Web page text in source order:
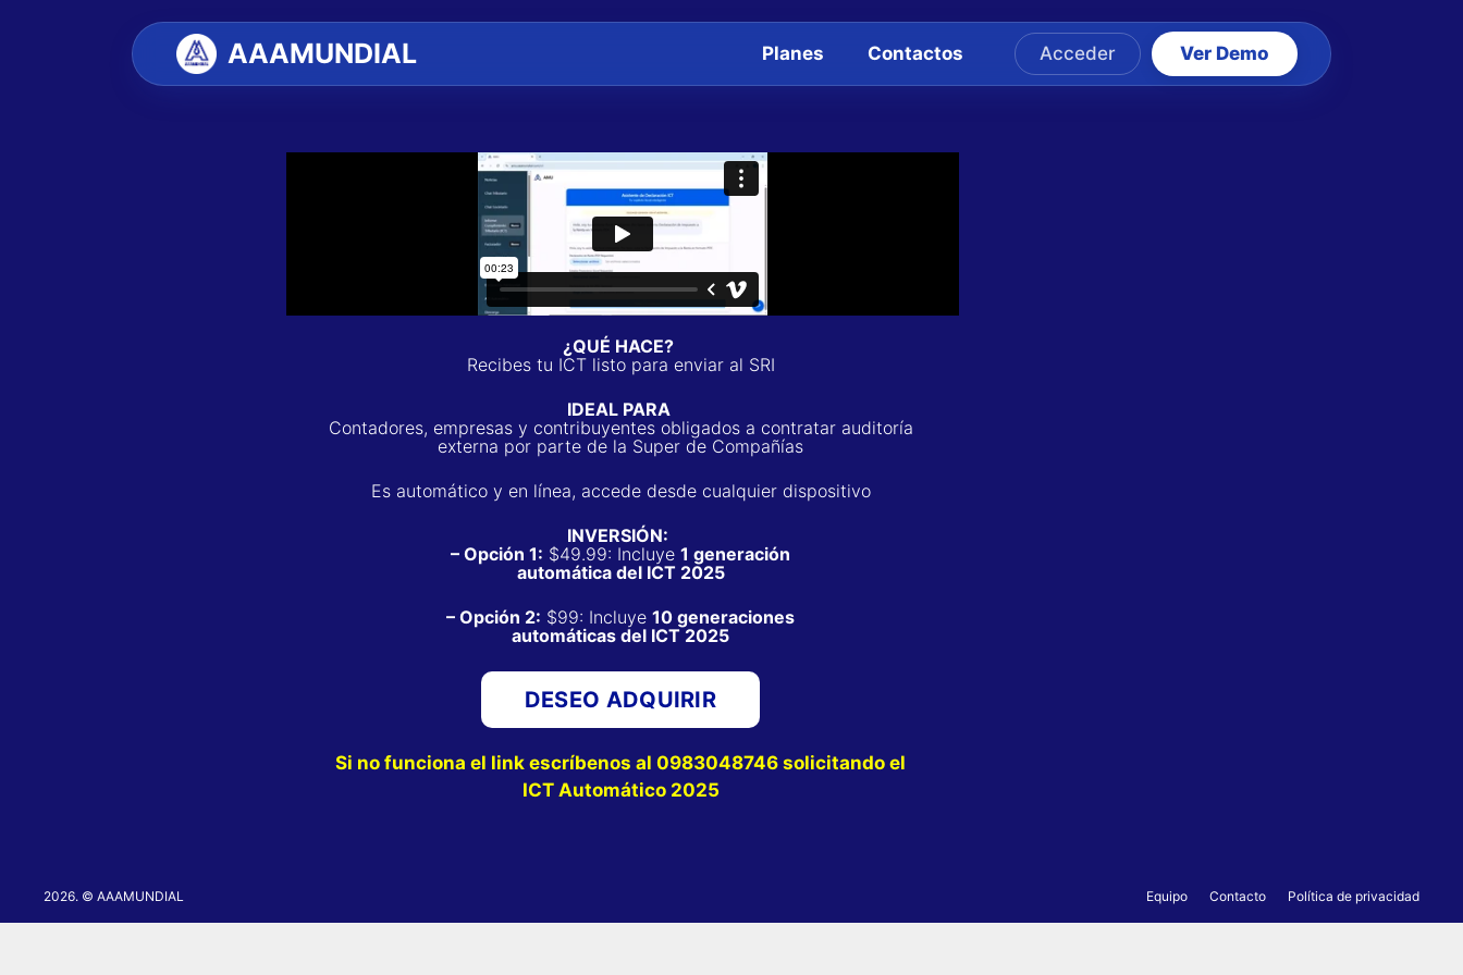
AAAMUNDIAL Planes Contactos Acceder Ver Demo
¿QUÉ HACE?
Recibes tu ICT listo para enviar al SRI
IDEAL PARA
Contadores, empresas y contribuyentes obligados a contratar auditoría
externa por parte de la Super de Compañías
Es automático y en línea, accede desde cualquier dispositivo
INVERSIÓN:
– Opción 1: $49.99: Incluye 1 generación
automática del ICT 2025
– Opción 2: $99: Incluye 10 generaciones
automáticas del ICT 2025
DESEO ADQUIRIR
Si no funciona el link escríbenos al 0983048746 solicitando el
ICT Automático 2025
Equipo Contacto Política de privacidad
2026. © AAAMUNDIAL